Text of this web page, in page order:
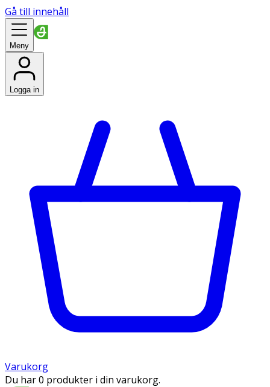
Gå till innehåll
Meny
Logga in
Varukorg
Du har 0 produkter i din varukorg.